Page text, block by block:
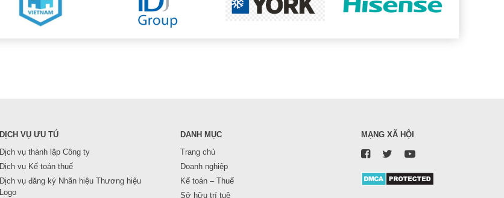
DỊCH VỤ ƯU TÚ
Dịch vụ thành lập Công ty
Dịch vụ Kế toán thuế
Dịch vụ đăng ký Nhãn hiệu Thương hiệu
Logo
DANH MỤC
Trang chủ
Doanh nghiệp
Kế toán – Thuế
Sở hữu trí tuệ
MẠNG XÃ HỘI